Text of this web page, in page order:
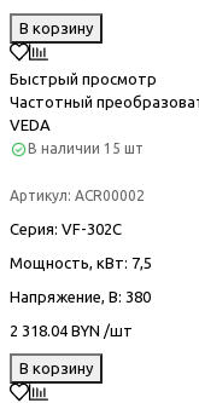
В корзину
Быстрый просмотр
Частотный
VEDA
В наличии 15 шт
Артикул: ACR00002
Серия: VF-302С
Мощность, кВт: 7,5
Напряжение, В: 380
2 318.04 BYN /шт
В корзину